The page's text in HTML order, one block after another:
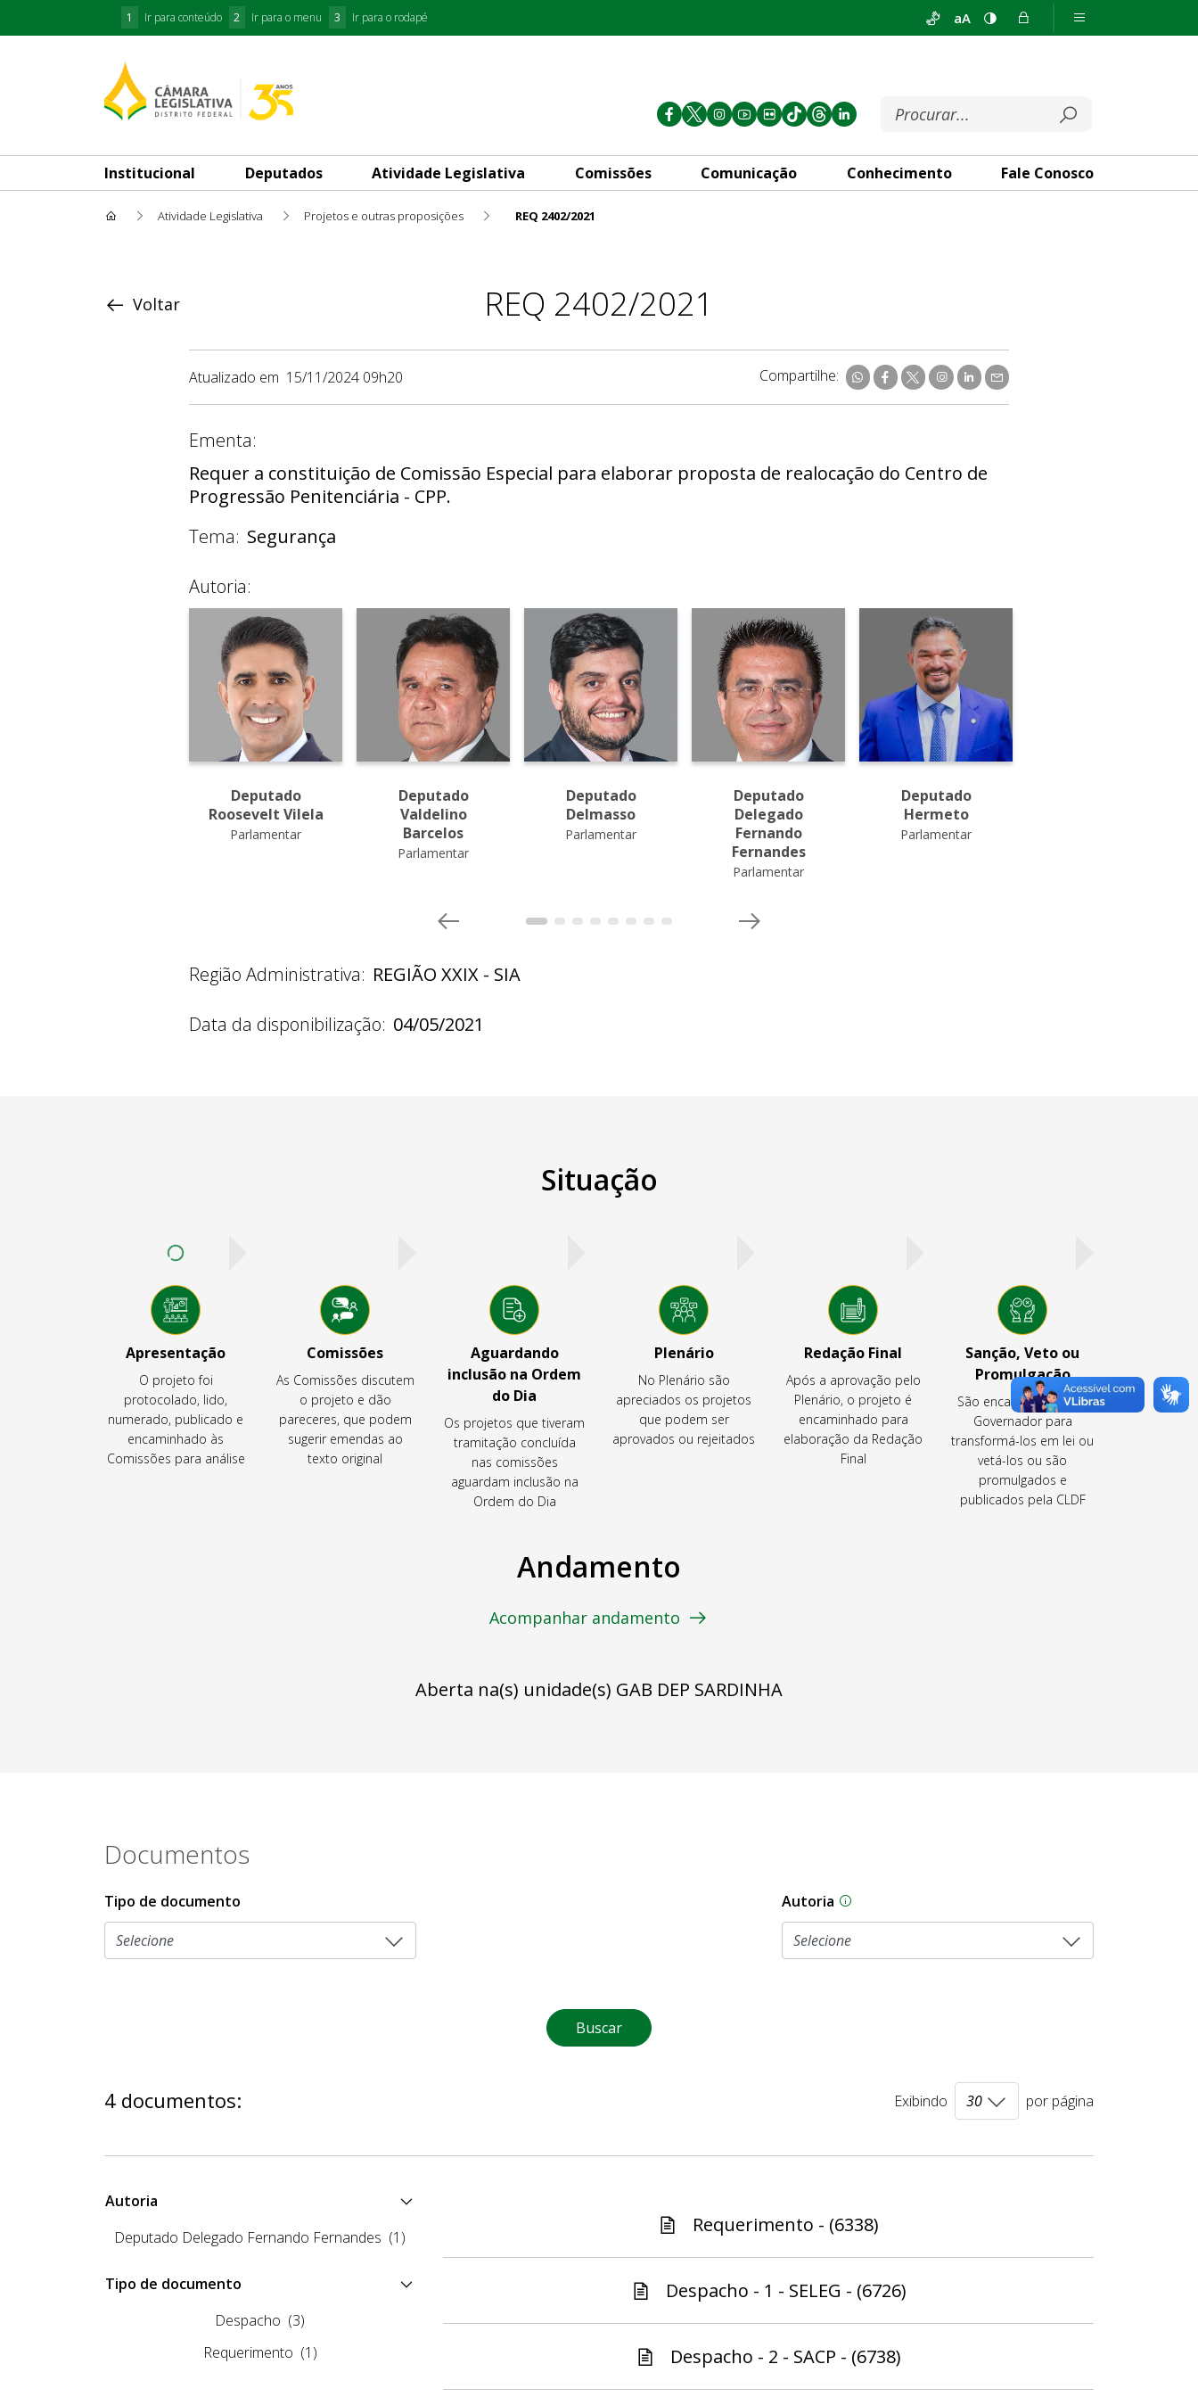
1 Ir para conteúdo 2 Ir para o menu 3 Ir para o rodapé aA
Institucional Deputados Atividade Legislativa Comissões Comunicação Conhecimento Fale Conosco
Atividade Legislativa Projetos e outras proposições REQ 2402/2021
REQ 2402/2021
Voltar
Atualizado em 15/11/2024 09h20 Compartilhe:
Ementa:
Requer a constituição de Comissão Especial para elaborar proposta de realocação do Centro de
Progressão Penitenciária - CPP.
Tema: Segurança
Autoria:
Deputado
Roosevelt Vilela
Parlamentar
Deputado
Valdelino
Barcelos
Parlamentar
Deputado
Delmasso
Parlamentar
Deputado
Delegado
Fernando
Fernandes
Parlamentar
Deputado
Hermeto
Parlamentar
Região Administrativa: REGIÃO XXIX - SIA
Data da disponibilização: 04/05/2021
Situação
Apresentação
O projeto foi
protocolado, lido,
numerado, publicado e
encaminhado às
Comissões para análise
Comissões
As Comissões discutem
o projeto e dão
pareceres, que podem
sugerir emendas ao
texto original
Aguardando
inclusão na Ordem
do Dia
Os projetos que tiveram
tramitação concluída
nas comissões
aguardam inclusão na
Ordem do Dia
Plenário
No Plenário são
apreciados os projetos
que podem ser
aprovados ou rejeitados
Redação Final
Após a aprovação pelo
Plenário, o projeto é
encaminhado para
elaboração da Redação
Final
Sanção, Veto ou
Promulgação
São encaminhados ao
Governador para
transformá-los em lei ou
vetá-los ou são
promulgados e
publicados pela CLDF
Andamento
Acompanhar andamento
Aberta na(s) unidade(s) GAB DEP SARDINHA
Documentos
Tipo de documento Autoria As proposições legislativas na CLDF podem ser
Buscar
4 documentos: Exibindo por página
Autoria
Deputado Delegado Fernando Fernandes (1)
Tipo de documento
Despacho (3)
Requerimento (1)
Requerimento - (6338)
Despacho - 1 - SELEG - (6726)
Despacho - 2 - SACP - (6738)